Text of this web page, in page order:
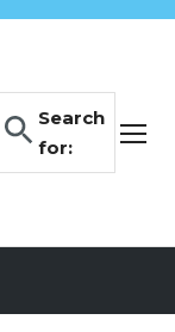
Search
for: